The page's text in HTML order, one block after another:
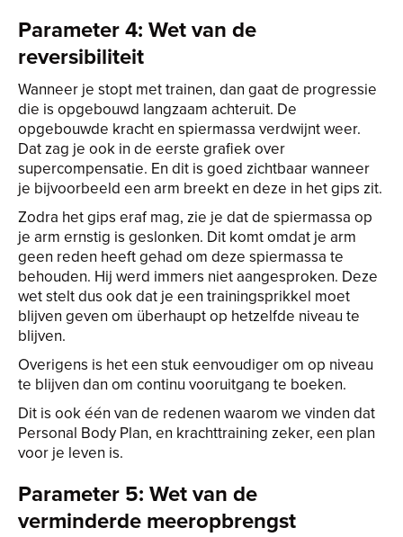
Parameter 4: Wet van de
reversibiliteit
Wanneer je stopt met trainen, dan gaat de progressie
die is opgebouwd langzaam achteruit. De
opgebouwde kracht en spiermassa verdwijnt weer.
Dat zag je ook in de eerste grafiek over
supercompensatie. En dit is goed zichtbaar wanneer
je bijvoorbeeld een arm breekt en deze in het gips zit.
Zodra het gips eraf mag, zie je dat de spiermassa op
je arm ernstig is geslonken. Dit komt omdat je arm
geen reden heeft gehad om deze spiermassa te
behouden. Hij werd immers niet aangesproken. Deze
wet stelt dus ook dat je een trainingsprikkel moet
blijven geven om überhaupt op hetzelfde niveau te
blijven.
Overigens is het een stuk eenvoudiger om op niveau
te blijven dan om continu vooruitgang te boeken.
Dit is ook één van de redenen waarom we vinden dat
Personal Body Plan, en krachttraining zeker, een plan
voor je leven is.
Parameter 5: Wet van de
verminderde meeropbrengst